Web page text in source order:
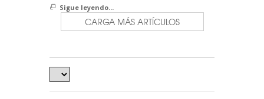
Sigue leyendo...
CARGA MÁS ARTÍCULOS